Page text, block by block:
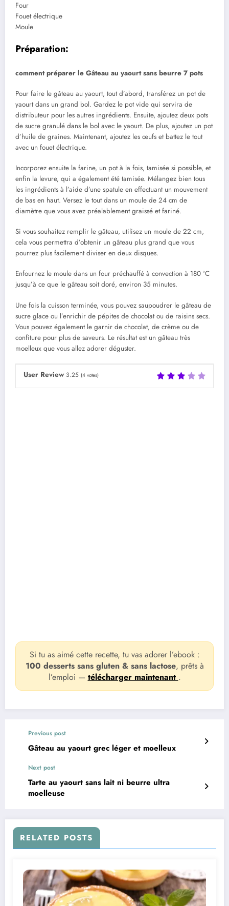
Four
Fouet électrique
Moule
Préparation:
comment préparer le Gâteau au yaourt sans beurre 7 pots
Pour faire le gâteau au yaourt, tout d’abord, transférez un pot de
yaourt dans un grand bol. Gardez le pot vide qui servira de
distributeur pour les autres ingrédients. Ensuite, ajoutez deux pots
de sucre granulé dans le bol avec le yaourt. De plus, ajoutez un pot
d’huile de graines. Maintenant, ajoutez les œufs et battez le tout
avec un fouet électrique.
Incorporez ensuite la farine, un pot à la fois, tamisée si possible, et
enfin la levure, qui a également été tamisée. Mélangez bien tous
les ingrédients à l’aide d’une spatule en effectuant un mouvement
de bas en haut. Versez le tout dans un moule de 24 cm de
diamètre que vous avez préalablement graissé et fariné.
Si vous souhaitez remplir le gâteau, utilisez un moule de 22 cm,
cela vous permettra d’obtenir un gâteau plus grand que vous
pourrez plus facilement diviser en deux disques.
Enfournez le moule dans un four préchauffé à convection à 180 °C
jusqu’à ce que le gâteau soit doré, environ 35 minutes.
Une fois la cuisson terminée, vous pouvez saupoudrer le gâteau de
sucre glace ou l’enrichir de pépites de chocolat ou de raisins secs.
Vous pouvez également le garnir de chocolat, de crème ou de
confiture pour plus de saveurs. Le résultat est un gâteau très
moelleux que vous allez adorer déguster.
User Review 3.25 (4 votes)
Si tu as aimé cette recette, tu vas adorer l’ebook :
100 desserts sans gluten & sans lactose, prêts à
l’emploi — télécharger maintenant .
Previous post
Gâteau au yaourt grec léger et moelleux
Next post
Tarte au yaourt sans lait ni beurre ultra
moelleuse
RELATED POSTS